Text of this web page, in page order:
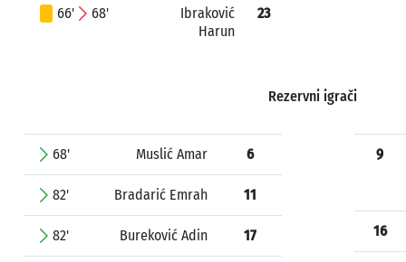
66' 68'
Ibraković
Harun
23
Rezervni igrači
68' Muslić Amar 6
82' Bradarić Emrah 11
82' Bureković Adin 17
9
16